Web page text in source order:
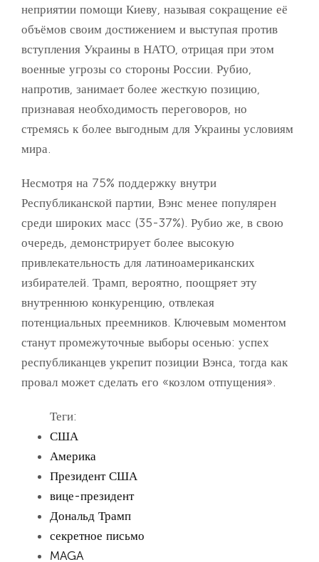
неприятии помощи Киеву, называя сокращение её
объёмов своим достижением и выступая против
вступления Украины в НАТО, отрицая при этом
военные угрозы со стороны России. Рубио,
напротив, занимает более жесткую позицию,
признавая необходимость переговоров, но
стремясь к более выгодным для Украины условиям
мира.
Несмотря на 75% поддержку внутри
Республиканской партии, Вэнс менее популярен
среди широких масс (35-37%). Рубио же, в свою
очередь, демонстрирует более высокую
привлекательность для латиноамериканских
избирателей. Трамп, вероятно, поощряет эту
внутреннюю конкуренцию, отвлекая
потенциальных преемников. Ключевым моментом
станут промежуточные выборы осенью: успех
республиканцев укрепит позиции Вэнса, тогда как
провал может сделать его «козлом отпущения».
Теги:
США
Америка
Президент США
вице-президент
Дональд Трамп
секретное письмо
MAGA